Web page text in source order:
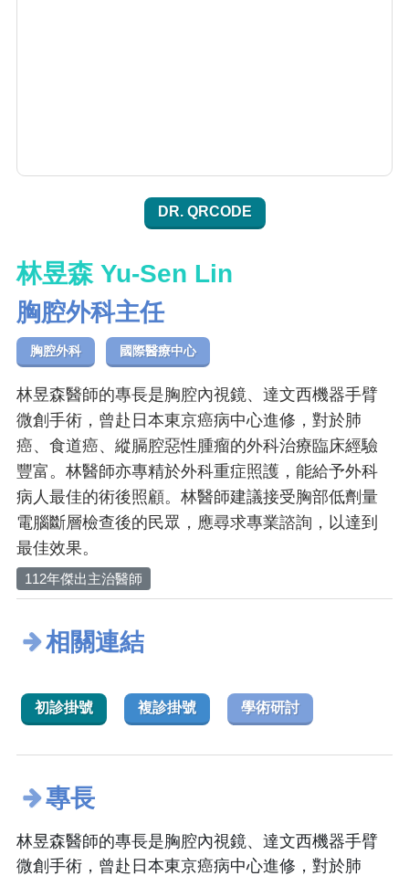
DR. QRCODE
林昱森 Yu-Sen Lin
胸腔外科主任
胸腔外科 國際醫療中心
林昱森醫師的專長是胸腔內視鏡、達文西機器手臂
微創手術，曾赴日本東京癌病中心進修，對於肺
癌、食道癌、縱膈腔惡性腫瘤的外科治療臨床經驗
豐富。林醫師亦專精於外科重症照護，能給予外科
病人最佳的術後照顧。林醫師建議接受胸部低劑量
電腦斷層檢查後的民眾，應尋求專業諮詢，以達到
最佳效果。
112年傑出主治醫師
相關連結
初診掛號 複診掛號 學術研討
專長
林昱森醫師的專長是胸腔內視鏡、達文西機器手臂
微創手術，曾赴日本東京癌病中心進修，對於肺